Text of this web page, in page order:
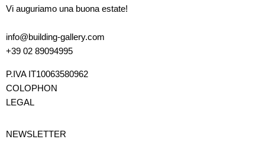
Vi auguriamo una buona estate!
info@building-gallery.com
+39 02 89094995
P.IVA IT10063580962
COLOPHON
LEGAL
NEWSLETTER